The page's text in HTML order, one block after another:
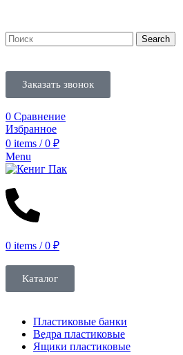
Search
Заказать звонок
0 Сравнение
Избранное
0 items / 0 ₽
Menu
0 items / 0 ₽
Каталог
Пластиковые банки
Ведра пластиковые
Ящики пластиковые